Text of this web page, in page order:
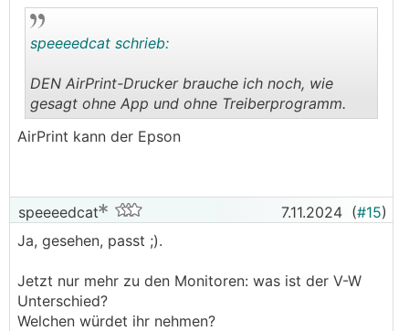
möglich sein, dass er die Blätter beim
kopieren/scannen automatisch einziehen kann,
was auch recht praktisch ist.
..
speeeedcat schrieb:
DEN AirPrint-Drucker brauche ich noch, wie
gesagt ohne App und ohne Treiberprogramm.
AirPrint kann der Epson
speeeedcat 7.11.2024 (#15)
Ja, gesehen, passt ;).
Jetzt nur mehr zu den Monitoren: was ist der V-W
Unterschied?
Welchen würdet ihr nehmen?